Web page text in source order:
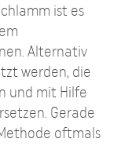
ist es
Alternativ
werden, die
und mit Hilfe
Gerade
oftmals